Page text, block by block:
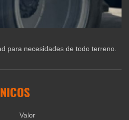
para necesidades de todo terreno.
Valor